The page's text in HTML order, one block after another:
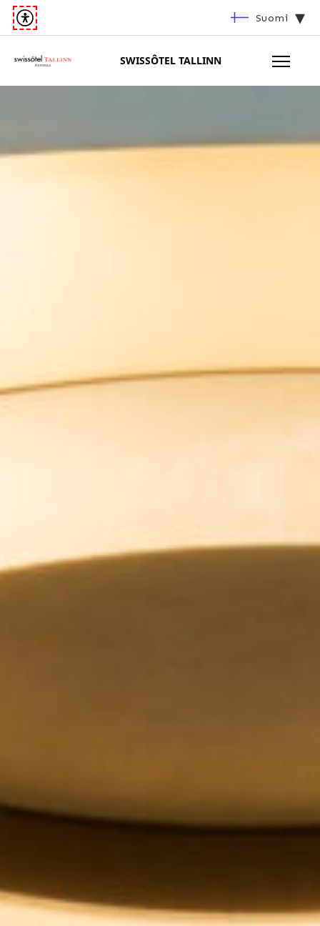
Suomi
SWISSÔTEL TALLINN